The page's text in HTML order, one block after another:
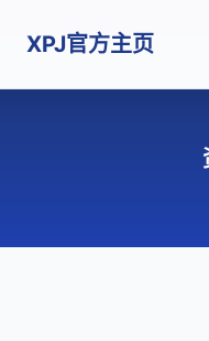
XPJ官方主页